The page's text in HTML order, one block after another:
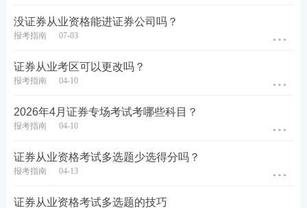
没证券从业资格能进证券公司吗？
报考指南 07-03
证券从业考区可以更改吗？
报考指南 04-10
2026年4月证券专场考试考哪些科目？
报考指南 04-10
证券从业资格考试多选题少选得分吗？
报考指南 04-13
证券从业资格考试多选题的技巧